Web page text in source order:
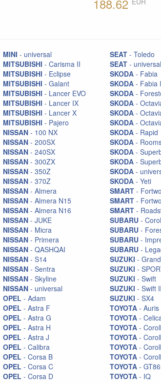
188.62
MINI - universal
MITSUBISHI - Carisma II
MITSUBISHI - Eclipse
MITSUBISHI - Galant
MITSUBISHI - Lancer EVO
MITSUBISHI - Lancer IX
MITSUBISHI - Lancer X
MITSUBISHI - Pajero
NISSAN- 100 NX
NISSAN- 200SX
NISSAN- 240SX
NISSAN- 300ZX
NISSAN- 350Z
NISSAN- 370Z
NISSAN- Almera
NISSAN- Almera N15
NISSAN- Almera N16
NISSAN- JUKE
NISSAN- Micra
NISSAN- Primera
NISSAN- QASHQAI
NISSAN- S14
NISSAN- Sentra
NISSAN- Skyline
NISSAN- universal
OPEL - Adam
OPEL - Astra F
OPEL - Astra G
OPEL - Astra H
OPEL - Astra J
OPEL - Calibra
OPEL - Corsa B
OPEL - Corsa C
OPEL - Corsa D
SEAT - Toledo
SEAT - universal
SKODA - Fabia
SKODA - Fabia
SKODA -
SKODA -
SKODA -
SKODA -
SKODA - Rapid
SKODA -
SKODA -
SKODA -
SKODA -
SKODA - Yeti
SMART - Fortwo
SMART -
SMART -
SUBARU -
SUBARU -
SUBARU -
SUBARU -
SUZUKI -
SUZUKI -
SUZUKI - Swift
SUZUKI - Swift
SUZUKI - SX4
TOYOTA - Auris
TOYOTA -
TOYOTA -
TOYOTA -
TOYOTA -
TOYOTA -
TOYOTA - GT86
TOYOTA - IQ